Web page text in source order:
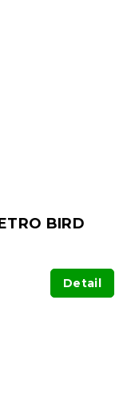
BIRD
Detail